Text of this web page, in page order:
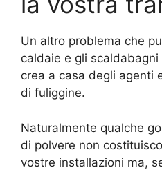
Un altro problema che
caldaie e gli
crea a casa degli agenti
di fuliggine.
Naturalmente qualche
di polvere non
vostre installazioni ma,